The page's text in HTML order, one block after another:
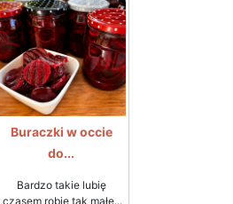
Buraczki w occie
do...
Bardzo takie lubię
,czasem robię tak małe...